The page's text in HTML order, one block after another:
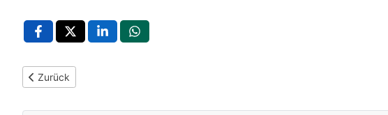
Vorheriger Beitrag: Fördermittel für digitale Leseförderung ab 1. September
Zurück